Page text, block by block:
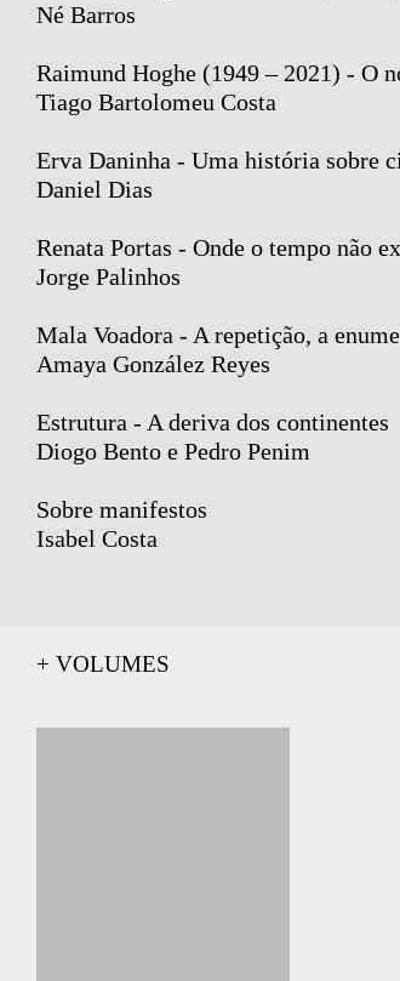
Né Barros
Raimund Hoghe (1949 – 2021) - O
Tiago Bartolomeu Costa
Erva Daninha - Uma história sobre
Daniel Dias
Renata Portas - Onde o tempo não
Jorge Palinhos
Mala Voadora - A repetição, a
Amaya González Reyes
Estrutura - A deriva dos continentes
Diogo Bento e Pedro Penim
Sobre manifestos
Isabel Costa
+ VOLUMES